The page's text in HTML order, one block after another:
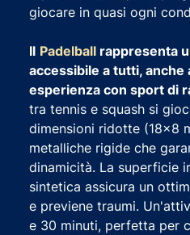
giocare in quasi ogni
Il Padelball rappresenta
accessibile a tutti, anche
esperienza con sport di
tra tennis e squash si
dimensioni ridotte (18x8
metalliche rigide che
dinamicità. La superficie
sintetica assicura un
e previene traumi.
e 30 minuti, perfetta per